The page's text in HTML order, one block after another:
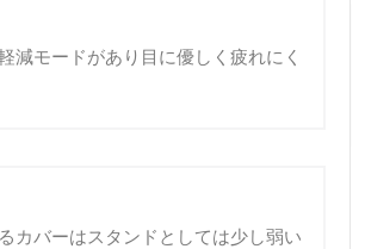
減モードがあり目に優しく疲れにく
カバーはスタンドとしては少し弱い